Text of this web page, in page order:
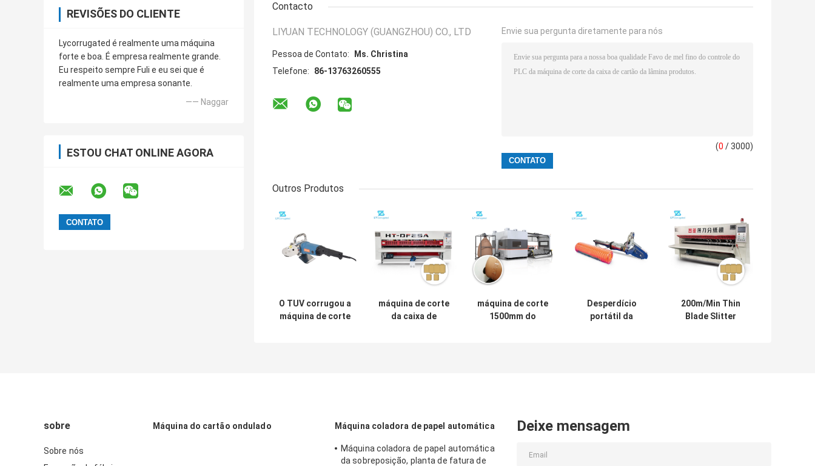
REVISÕES DO CLIENTE
Lycorrugated é realmente uma máquina
forte e boa. É empresa realmente grande.
Eu respeito sempre Fuli e eu sei que é
realmente uma empresa sonante.
—— Naggar
ESTOU CHAT ONLINE AGORA
Contacto
LIYUAN TECHNOLOGY (GUANGZHOU) CO., LTD
Pessoa de Contato:
Ms. Christina
Telefone:
86-13763260555
Envie sua pergunta diretamente para nós
(0 / 3000)
Outros Produtos
O TUV corrugou a
máquina de corte
máquina de corte
da caixa de
máquina de corte
1500mm do
Desperdício
portátil da
200m/Min Thin
Blade Slitter
sobre
Sobre nós
Máquina do cartão ondulado Máquina coladora de papel automática
Máquina coladora de papel automática
da sobreposição, planta de fatura de
Deixe mensagem